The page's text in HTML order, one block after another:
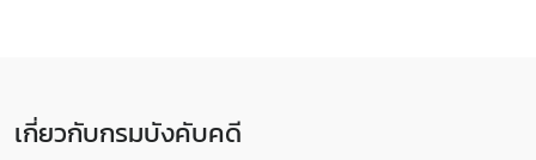
เกี่ยวกับกรมบังคับคดี